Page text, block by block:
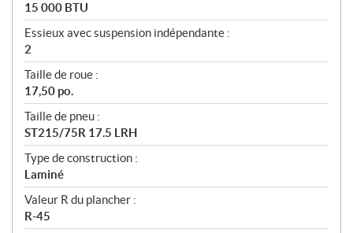
15 000 BTU
Essieux avec suspension indépendante :
2
Taille de roue :
17,50 po.
Taille de pneu :
ST215/75R 17.5 LRH
Type de construction :
Laminé
Valeur R du plancher :
R-45